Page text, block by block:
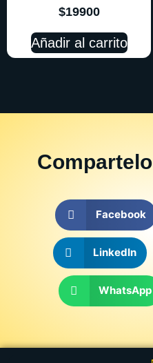
$19900
Añadir al carrito
Compartelo
Facebook
LinkedIn
WhatsApp